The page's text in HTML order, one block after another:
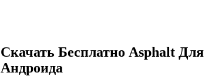
Скачать Бесплатно Asphalt Для
Андроида